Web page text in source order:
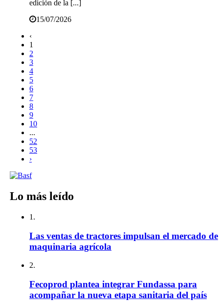
edición de la [...]
15/07/2026
‹
1
2
3
4
5
6
7
8
9
10
...
52
53
›
Lo más leído
1.
Las ventas de tractores impulsan el mercado de
maquinaria agrícola
2.
Fecoprod plantea integrar Fundassa para
acompañar la nueva etapa sanitaria del país